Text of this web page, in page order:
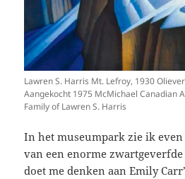
Lawren S. Harris Mt. Lefroy, 1930
Aangekocht 1975 McMichael Canadian
Family of Lawren S. Harris
In het museumpark zie ik
van een enorme
doet me denken aan Emily